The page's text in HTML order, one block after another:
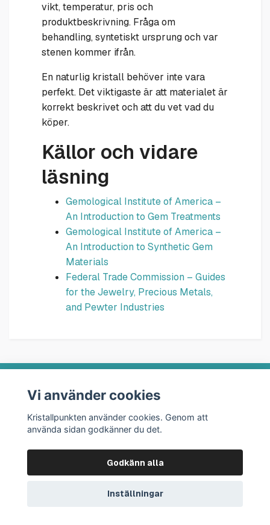
vikt, temperatur, pris och
produktbeskrivning. Fråga om
behandling, syntetiskt ursprung och var
stenen kommer ifrån.
En naturlig kristall behöver inte vara
perfekt. Det viktigaste är att materialet är
korrekt beskrivet och att du vet vad du
köper.
Källor och vidare
läsning
Gemological Institute of America –
An Introduction to Gem Treatments
Gemological Institute of America –
An Introduction to Synthetic Gem
Materials
Federal Trade Commission – Guides
for the Jewelry, Precious Metals,
and Pewter Industries
Info
Vi använder cookies
Kristallpunkten använder cookies. Genom att
använda sidan godkänner du det.
Godkänn alla
Inställningar